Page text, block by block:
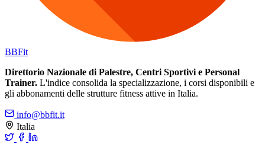
BBFit
Direttorio Nazionale di Palestre, Centri Sportivi e Personal
Trainer. L'indice consolida la specializzazione, i corsi disponibili e
gli abbonamenti delle strutture fitness attive in Italia.
info@bbfit.it
Italia